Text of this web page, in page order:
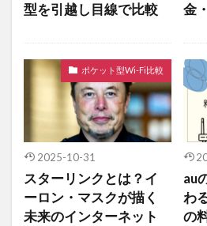
型を引越し目線で比較
金
ポケット型Wi-Fi比較
2025-10-31
スターリンクとは？イ
ーロン・マスクが描く
未来のインターネット
au
わ
の